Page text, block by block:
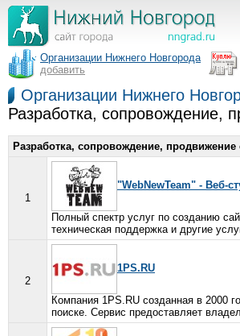
Организации Нижнего Новгорода
добавить
Организации Нижнего
Разработка, сопровождение,
Разработка, сопровождение, продвижение
1
"WebNewTeam" - Веб-
Полный спектр услуг по созданию
техническая поддержка и другие
2
1PS.RU
Компания 1PS.RU созданная в 2000
поиске. Сервис предоставляет